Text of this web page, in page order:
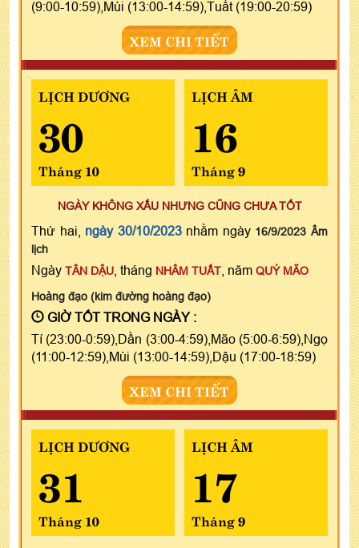
(9:00-10:59),Mùi (13:00-14:59),Tuất (19:00-20:59)
XEM CHI TIẾT
LỊCH DƯƠNG
30
Tháng 10
LỊCH ÂM
16
Tháng 9
NGÀY KHÔNG XẤU NHƯNG CŨNG CHƯA TỐT
Thứ hai, ngày 30/10/2023nhằm ngày 16/9/2023 Âm
lịch
Ngày TÂN DẬU , tháng NHÂM TUẤT , năm QUÝ MÃO
Hoàng đạo (kim đường hoàng đạo)
GIỜ TỐT TRONG NGÀY :
Tí (23:00-0:59),Dần (3:00-4:59),Mão (5:00-6:59),Ngọ
(11:00-12:59),Mùi (13:00-14:59),Dậu (17:00-18:59)
XEM CHI TIẾT
LỊCH DƯƠNG
31
Tháng 10
LỊCH ÂM
17
Tháng 9